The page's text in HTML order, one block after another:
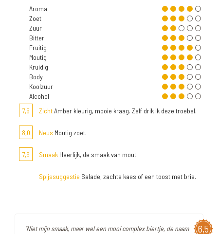
Aroma
Zoet
Zuur
Bitter
Fruitig
Moutig
Kruidig
Body
Koolzuur
Alcohol
7,5
ZichtAmber kleurig, mooie kraag. Zelf drik ik deze troebel.
8,0 Neus Moutig zoet.
7,9 Smaak Heerlijk, de smaak van mout.
Spijssuggestie Salade, zachte kaas of een toost met brie.
6,5
"Niet mijn smaak, maar wel een mooi complex biertje, de naam